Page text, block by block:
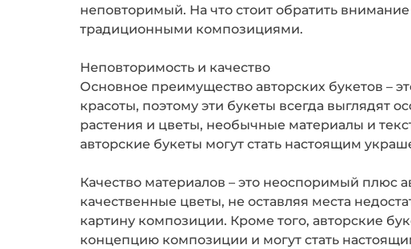
неповторимый. На что стоит обратить
традиционными композициями.
Неповторимость и качество
Основное преимущество авторских букетов –
красоты, поэтому эти букеты всегда выглядят
растения и цветы, необычные материалы и
авторские букеты могут стать настоящим
Качество материалов – это неоспоримый плюс
качественные цветы, не оставляя места
картину композиции. Кроме того, авторские
концепцию композиции и могут стать